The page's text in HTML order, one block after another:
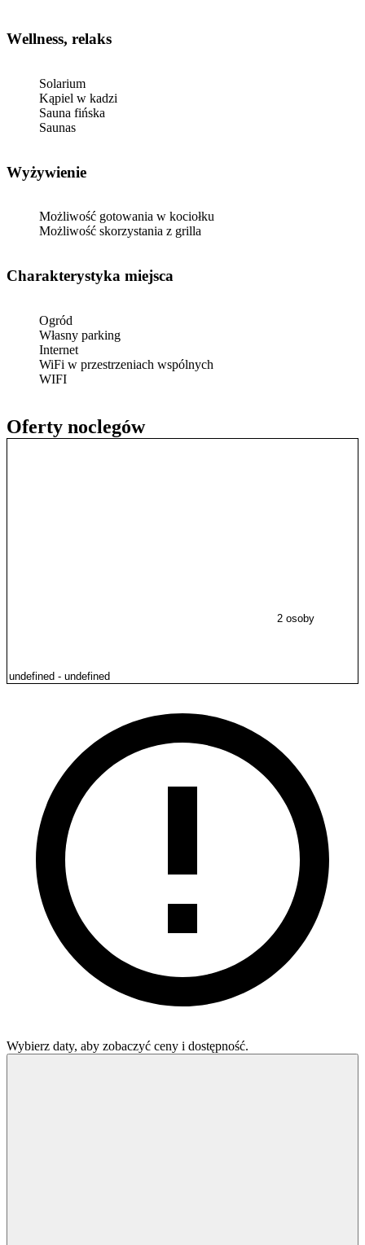
Oferty noclegów
2 osoby
Wybierz daty, aby zobaczyć ceny i dostępność.
Wellness, relaks
Solarium
Kąpiel w kadzi
Sauna fińska
Saunas
Wyżywienie
Możliwość gotowania w kociołku
Możliwość skorzystania z grilla
Charakterystyka miejsca
Ogród
Własny parking
Internet
WiFi w przestrzeniach wspólnych
WIFI